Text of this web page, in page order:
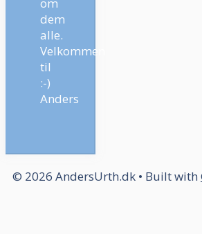
om
dem
alle.
Velkommen
til
:-)
Anders
© 2026 AndersUrth.dk • Built with